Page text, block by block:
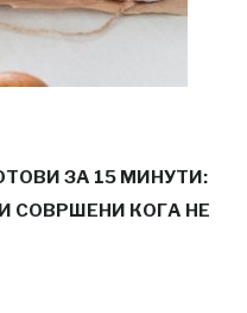
ЗА 15 МИНУТИ:
СОВРШЕНИ КОГА НЕ